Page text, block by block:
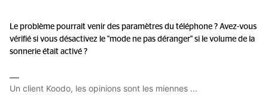
Le problème pourrait venir des paramètres du téléphone ? Avez-vous
vérifié si vous désactivez le "mode ne pas déranger" si le volume de la
sonnerie était activé ?
Un client Koodo, les opinions sont les miennes ...